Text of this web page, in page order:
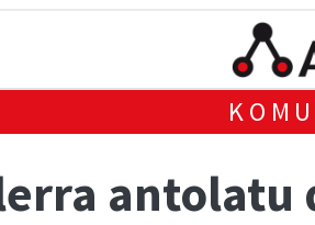
antolatu